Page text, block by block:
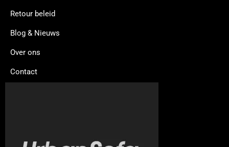
Retour beleid
Blog & Nieuws
Over ons
Contact